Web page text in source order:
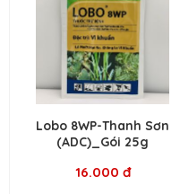
Lobo 8WP-Thanh Sơn
(ADC)_Gói 25g
16.000 đ